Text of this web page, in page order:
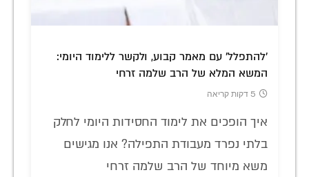
'להתפלל' עם מאמר קבוע, ולקשר ללימוד היומי:
המשא המלא של הרב שלמה זרחי
5 דקות קריאה
איך הופכים את לימוד החסידות היומי לחלק
בלתי נפרד מעבודת התפילה? אנו מגישים
משא מיוחד של הרב שלמה זרחי